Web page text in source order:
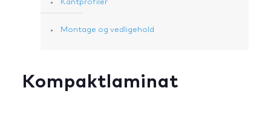
Kantprofiler
Montage og vedligehold
Kompaktlaminat